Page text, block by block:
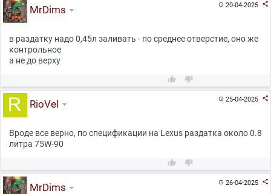
20-04-2025 
MrDims
в раздатку надо 0,45л заливать - по среднее отверстие, оно же
контрольное
а не до верху
 
25-04-2025 
RioVel
Вроде все верно, по спецификации на Lexus раздатка около 0.8
литра 75W-90
 
26-04-2025 
MrDims